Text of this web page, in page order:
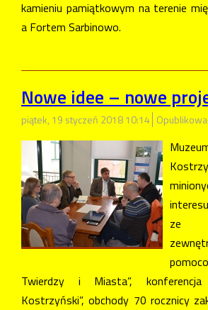
kamieniu pamiątkowym na terenie
a Fortem Sarbinowo.
Nowe idee – nowe
piątek, 19 styczeń 2018 10:14
ze
Twierdzy i Miasta”, konferencja
Kostrzyński”, obchody 70 rocznicy